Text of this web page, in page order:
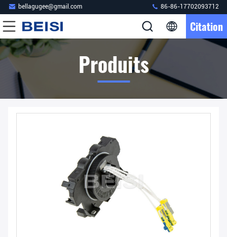
bellagugee@gmail.com 86-86-17702093712
Citation
Produits